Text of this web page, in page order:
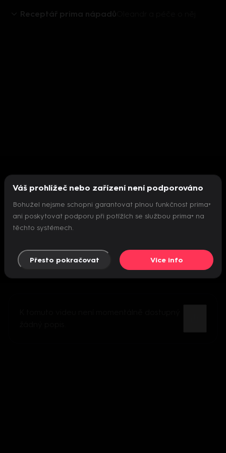
Receptář prima nápadů
Nepodařilo se inicializovat přehrávač
Váš prohlížeč nebo zařízení není podporováno
Bohužel nejsme schopni garantovat plnou funkčnost prima+
ani poskytovat podporu při potížích se službou prima+ na
těchto systémech.
Přesto pokračovat Více info